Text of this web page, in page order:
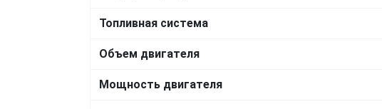
Топливная система
Объем двигателя
Мощность двигателя